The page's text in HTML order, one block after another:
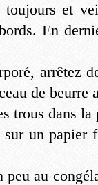
et
En
arrêtez
de beurre
trous dans la
un papier
au